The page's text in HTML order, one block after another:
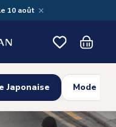
10 août ×
Japonaise Mode